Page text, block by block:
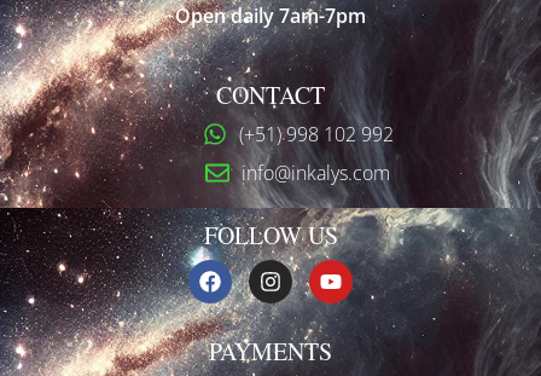
Open daily 7am-7pm
CONTACT
(+51) 998 102 992
info@inkalys.com
FOLLOW US
PAYMENTS